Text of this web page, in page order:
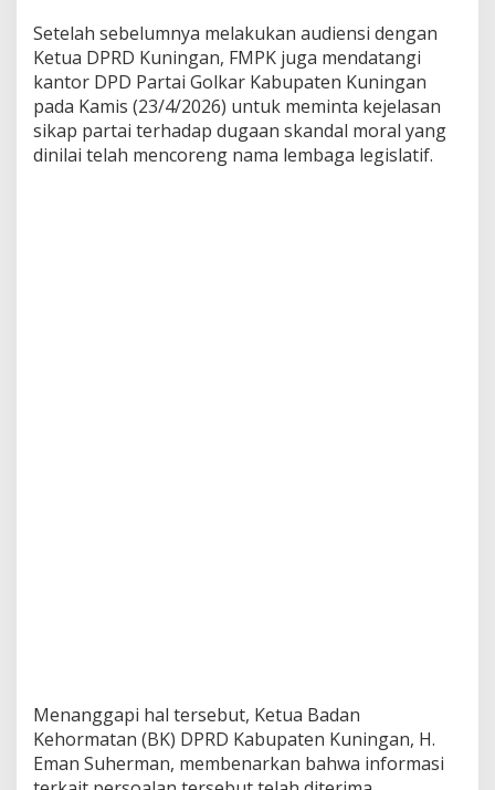
Setelah sebelumnya melakukan audiensi dengan
Ketua DPRD Kuningan, FMPK juga mendatangi
kantor DPD Partai Golkar Kabupaten Kuningan
pada Kamis (23/4/2026) untuk meminta kejelasan
sikap partai terhadap dugaan skandal moral yang
dinilai telah mencoreng nama lembaga legislatif.
Menanggapi hal tersebut, Ketua Badan
Kehormatan (BK) DPRD Kabupaten Kuningan, H.
Eman Suherman, membenarkan bahwa informasi